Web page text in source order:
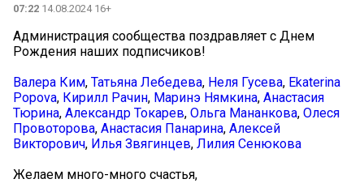
07:22 14.08.2024 16+
Администрация сообщества поздравляет с Днем
Рождения наших подписчиков!
Валера Ким, Татьяна Лебедева, Неля Гусева, Ekaterina
Popova, Кирилл Рачин, Маринэ Нямкина, Анастасия
Тюрина, Александр Токарев, Ольга Мананкова, Олеся
Провоторова, Анастасия Панарина, Алексей
Викторович, Илья Звягинцев, Лилия Сенюкова
Желаем много-много счастья,